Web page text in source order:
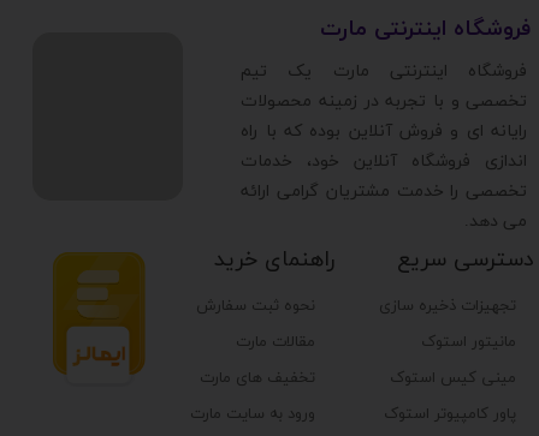
تجهیزات ذخیره سازی
مانیتور استوک
مینی کیس استوک
پاور کامپیوتر استوک
دسترسی سریع راهنمای خرید
نحوه ثبت سفارش
مقالات مارت
تخفیف های مارت
ورود به سایت مارت
​فروشگاه اینترنتی مارت
​فروشگاه اینترنتی مارت یک تیم
تخصصی و با تجربه در زمینه محصولات
رایانه ای و فروش آنلاین بوده که با راه
اندازی فروشگاه آنلاین خود، خدمات
تخصصی را خدمت مشتریان گرامی ارائه
می دهد.